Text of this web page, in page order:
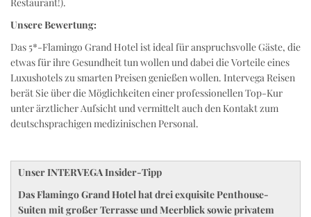
Unsere Bewertung:
Das 5*-Flamingo Grand Hotel ist ideal für anspruchsvolle Gäste, die
etwas für ihre Gesundheit tun wollen und dabei die Vorteile eines
Luxushotels zu smarten Preisen genießen wollen. Intervega Reisen
berät Sie über die Möglichkeiten einer professionellen Top-Kur
unter ärztlicher Aufsicht und vermittelt auch den Kontakt zum
deutschsprachigen medizinischen Personal.
Unser INTERVEGA Insider-Tipp
Das Flamingo Grand Hotel hat drei exquisite Penthouse-
Suiten mit großer Terrasse und Meerblick sowie privatem